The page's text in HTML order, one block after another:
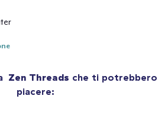
Zen Threads che ti potrebbero
piacere: